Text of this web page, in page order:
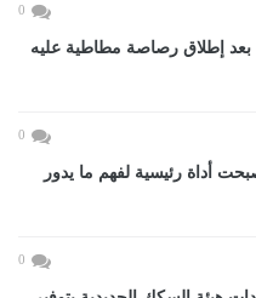
0
بعد إطلاق رصاصة مطاطية عليه
0
أداة رئيسية لفهم ما يدور
0